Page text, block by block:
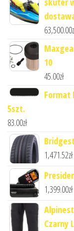
63,500.00
10
45.00zł
Format
5szt.
83.00zł
1,471.52zł
1,399.00zł
Czarny L